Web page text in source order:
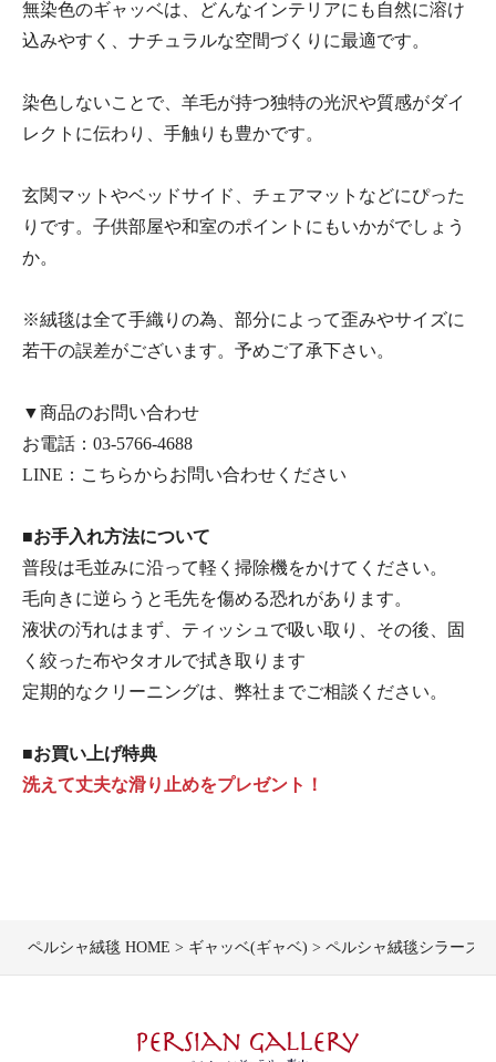
無染色のギャッベは、どんなインテリアにも自然に溶け
込みやすく、ナチュラルな空間づくりに最適です。
染色しないことで、羊毛が持つ独特の光沢や質感がダイ
レクトに伝わり、手触りも豊かです。
玄関マットやベッドサイド、チェアマットなどにぴった
りです。子供部屋や和室のポイントにもいかがでしょう
か。
※絨毯は全て手織りの為、部分によって歪みやサイズに
若干の誤差がございます。予めご了承下さい。
▼商品のお問い合わせ
お電話： 03-5766-4688
LINE： こちらからお問い合わせください
■お手入れ方法について
普段は毛並みに沿って軽く掃除機をかけてください。
毛向きに逆らうと毛先を傷める恐れがあります。
液状の汚れはまず、ティッシュで吸い取り、その後、固
く絞った布やタオルで拭き取ります
定期的なクリーニングは、弊社までご相談ください。
■お買い上げ特典
洗えて丈夫な滑り止めをプレゼント！
ペルシャ絨毯 HOME ギャッベ(ギャベ) ペルシャ絨毯シラーズ